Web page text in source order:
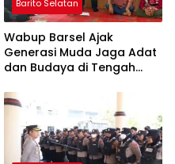
Barito Selatan
Wabup Barsel Ajak
Generasi Muda Jaga Adat
dan Budaya di Tengah